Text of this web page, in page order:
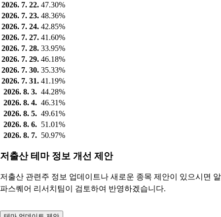
2026. 7. 22. 47.30%
2026. 7. 23. 48.36%
2026. 7. 24. 42.85%
2026. 7. 27. 41.60%
2026. 7. 28. 33.95%
2026. 7. 29. 46.18%
2026. 7. 30. 35.33%
2026. 7. 31. 41.19%
2026. 8. 3. 44.28%
2026. 8. 4. 46.31%
2026. 8. 5. 49.61%
2026. 8. 6. 51.01%
2026. 8. 7. 50.97%
저출산 테마 정보 개선 제안
저출산 관련주 정보 업데이트나 새로운 종목 제안이 있으시면 알
파스퀘어 리서치팀이 검토하여 반영하겠습니다.